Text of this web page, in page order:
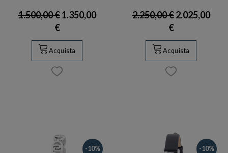
1.500,00 €1.350,00
€
Acquista
2.250,00 €2.025,00
€
Acquista
-10% -10%